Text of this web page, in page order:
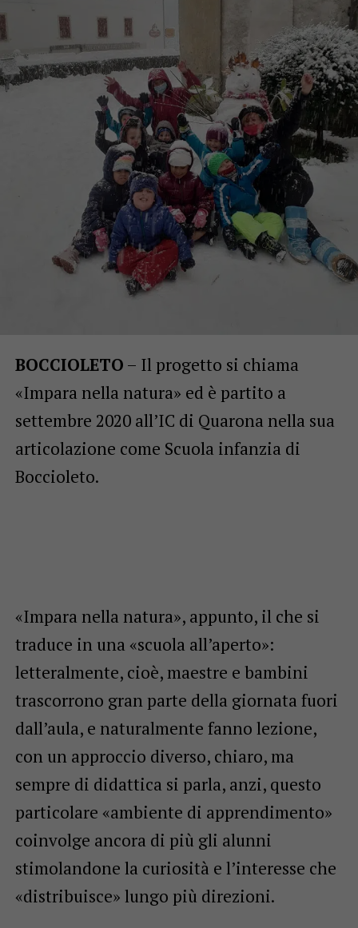
BOCCIOLETO – Il progetto si chiama
«Impara nella natura» ed è partito a
settembre 2020 all’IC di Quarona nella sua
articolazione come Scuola infanzia di
Boccioleto.
«Impara nella natura», appunto, il che si
traduce in una «scuola all’aperto»:
letteralmente, cioè, maestre e bambini
trascorrono gran parte della giornata fuori
dall’aula, e naturalmente fanno lezione,
con un approccio diverso, chiaro, ma
sempre di didattica si parla, anzi, questo
particolare «ambiente di apprendimento»
coinvolge ancora di più gli alunni
stimolandone la curiosità e l’interesse che
«distribuisce» lungo più direzioni.